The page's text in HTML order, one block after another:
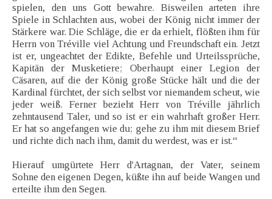
spielen, den uns Gott bewahre. Bisweilen arteten ihre
Spiele in Schlachten aus, wobei der König nicht immer der
Stärkere war. Die Schläge, die er da erhielt, flößten ihm für
Herrn von Tréville viel Achtung und Freundschaft ein. Jetzt
ist er, ungeachtet der Edikte, Befehle und Urteilssprüche,
Kapitän der Musketiere; Oberhaupt einer Legion der
Cäsaren, auf die der König große Stücke hält und die der
Kardinal fürchtet, der sich selbst vor niemandem scheut, wie
jeder weiß. Ferner bezieht Herr von Tréville jährlich
zehntausend Taler, und so ist er ein wahrhaft großer Herr.
Er hat so angefangen wie du; gehe zu ihm mit diesem Brief
und richte dich nach ihm, damit du werdest, was er ist.“
Hierauf umgürtete Herr d'Artagnan, der Vater, seinem
Sohne den eigenen Degen, küßte ihn auf beide Wangen und
erteilte ihm den Segen.